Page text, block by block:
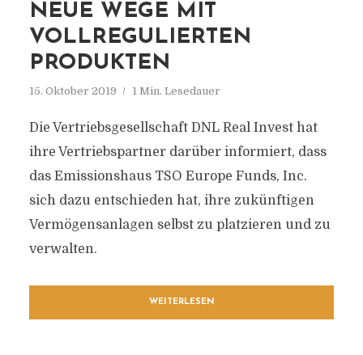
NEUE WEGE MIT
VOLLREGULIERTEN
PRODUKTEN
15. Oktober 2019 1 Min. Lesedauer
Die Vertriebsgesellschaft DNL Real Invest hat
ihre Vertriebspartner darüber informiert, dass
das Emissionshaus TSO Europe Funds, Inc.
sich dazu entschieden hat, ihre zukünftigen
Vermögensanlagen selbst zu platzieren und zu
verwalten.
WEITERLESEN